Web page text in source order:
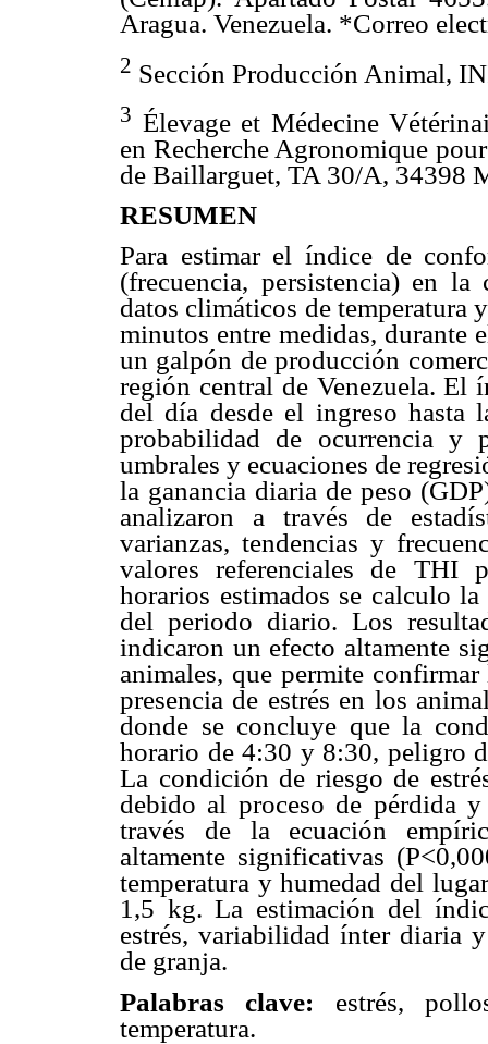
Aragua. Venezuela. *Correo
2 Sección Producción Animal,
3 Élevage et Médecine
en Recherche Agronomique
de Baillarguet, TA 30/A, 34398
RESUMEN
Para estimar el índice de
(frecuencia, persistencia) en
datos climáticos de temperatura
minutos entre medidas, durante
un galpón de producción
región central de Venezuela. El
del día desde el ingreso hasta
probabilidad de ocurrencia y
umbrales y ecuaciones de
la ganancia diaria de peso
analizaron a través de
varianzas, tendencias y
valores referenciales de THI
horarios estimados se calculo
del periodo diario. Los
indicaron un efecto altamente
animales, que permite
presencia de estrés en los
donde se concluye que la
horario de 4:30 y 8:30, peligro
La condición de riesgo de
debido al proceso de pérdida
través de la ecuación
altamente significativas
temperatura y humedad del
1,5 kg. La estimación del
estrés, variabilidad ínter diaria
de granja.
Palabras clave: estrés,
temperatura.